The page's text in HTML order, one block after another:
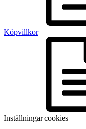
Köpvillkor
Inställningar cookies